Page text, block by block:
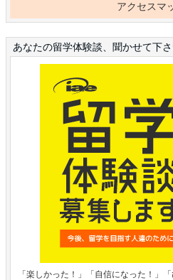
アクセスマ
あなたの留学体験談、聞かせて下さ
「楽しかった！」「自信になった！」